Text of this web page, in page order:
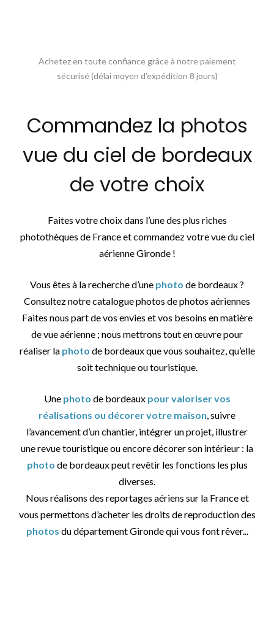
Achetez en toute confiance grâce à notre paiement
sécurisé (délai moyen d’expédition 8 jours)
Commandez la photos
vue du ciel de bordeaux
de votre choix
Faites votre choix dans l’une des plus riches
photothèques de France et commandez votre vue du ciel
aérienne Gironde !
Vous êtes à la recherche d’une photo de bordeaux ?
Consultez notre catalogue photos de photos aériennes
Faites nous part de vos envies et vos besoins en matière
de vue aérienne ; nous mettrons tout en œuvre pour
réaliser la photo de bordeaux que vous souhaitez, qu’elle
soit technique ou touristique.
Une photo de bordeaux pour valoriser vos
réalisations ou décorer votre maison, suivre
l’avancement d’un chantier, intégrer un projet, illustrer
une revue touristique ou encore décorer son intérieur : la
photo de bordeaux peut revêtir les fonctions les plus
diverses.
Nous réalisons des reportages aériens sur la France et
vous permettons d’acheter les droits de reproduction des
photos du département Gironde qui vous font rêver...